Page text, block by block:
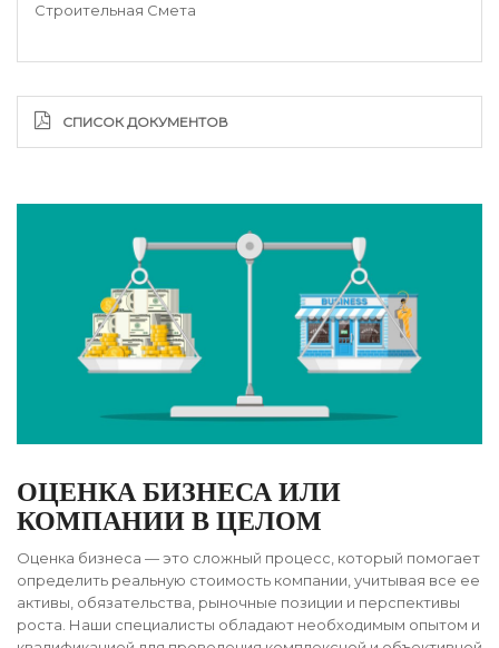
Строительная Смета
СПИСОК ДОКУМЕНТОВ
ОЦЕНКА БИЗНЕСА ИЛИ
КОМПАНИИ В ЦЕЛОМ
Оценка бизнеса — это сложный процесс, который помогает
определить реальную стоимость компании, учитывая все ее
активы, обязательства, рыночные позиции и перспективы
роста. Наши специалисты обладают необходимым опытом и